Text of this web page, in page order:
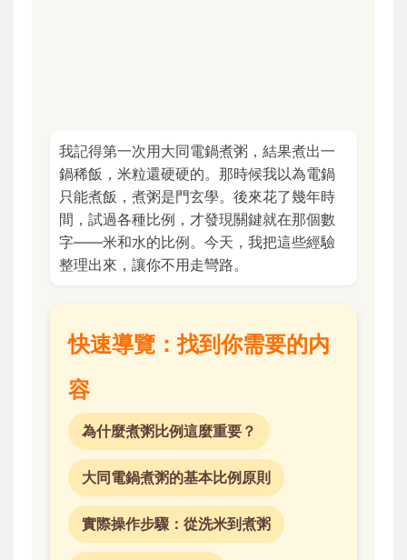
我記得第一次用大同電鍋煮粥，結果煮出一
鍋稀飯，米粒還硬硬的。那時候我以為電鍋
只能煮飯，煮粥是門玄學。後來花了幾年時
間，試過各種比例，才發現關鍵就在那個數
字——米和水的比例。今天，我把這些經驗
整理出來，讓你不用走彎路。
快速導覽：找到你需要的内
容
為什麼煮粥比例這麼重要？
大同電鍋煮粥的基本比例原則
實際操作步驟：從洗米到煮粥